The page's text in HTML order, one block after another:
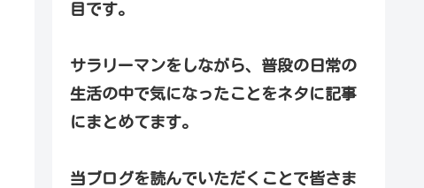
目です。
サラリーマンをしながら、普段の日常の
生活の中で気になったことをネタに記事
にまとめてます。
当ブログを読んでいただくことで皆さま